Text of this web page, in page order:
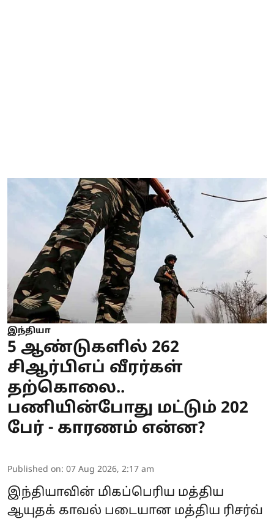
இந்தியா
5 ஆண்டுகளில் 262
சிஆர்பிஎப் வீரர்கள்
தற்கொலை..
பணியின்போது மட்டும் 202
பேர் - காரணம் என்ன?
Published on: 07 Aug 2026, 2:17 am
இந்தியாவின் மிகப்பெரிய மத்திய
ஆயுதக் காவல் படையான மத்திய ரிசர்வ்